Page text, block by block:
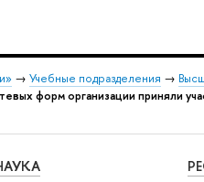
→ Учебные подразделения →
форм организации приняли